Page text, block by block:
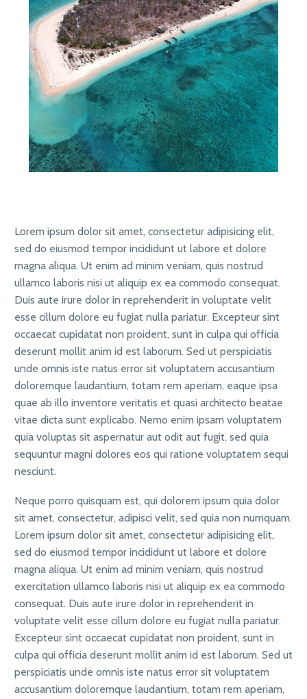
Lorem ipsum dolor sit amet, consectetur adipisicing elit,
sed do eiusmod tempor incididunt ut labore et dolore
magna aliqua. Ut enim ad minim veniam, quis nostrud
ullamco laboris nisi ut aliquip ex ea commodo consequat.
Duis aute irure dolor in reprehenderit in voluptate velit
esse cillum dolore eu fugiat nulla pariatur. Excepteur sint
occaecat cupidatat non proident, sunt in culpa qui officia
deserunt mollit anim id est laborum. Sed ut perspiciatis
unde omnis iste natus error sit voluptatem accusantium
doloremque laudantium, totam rem aperiam, eaque ipsa
quae ab illo inventore veritatis et quasi architecto beatae
vitae dicta sunt explicabo. Nemo enim ipsam voluptatem
quia voluptas sit aspernatur aut odit aut fugit, sed quia
sequuntur magni dolores eos qui ratione voluptatem sequi
nesciunt.
Neque porro quisquam est, qui dolorem ipsum quia dolor
sit amet, consectetur, adipisci velit, sed quia non numquam.
Lorem ipsum dolor sit amet, consectetur adipisicing elit,
sed do eiusmod tempor incididunt ut labore et dolore
magna aliqua. Ut enim ad minim veniam, quis nostrud
exercitation ullamco laboris nisi ut aliquip ex ea commodo
consequat. Duis aute irure dolor in reprehenderit in
voluptate velit esse cillum dolore eu fugiat nulla pariatur.
Excepteur sint occaecat cupidatat non proident, sunt in
culpa qui officia deserunt mollit anim id est laborum. Sed ut
perspiciatis unde omnis iste natus error sit voluptatem
accusantium doloremque laudantium, totam rem aperiam,